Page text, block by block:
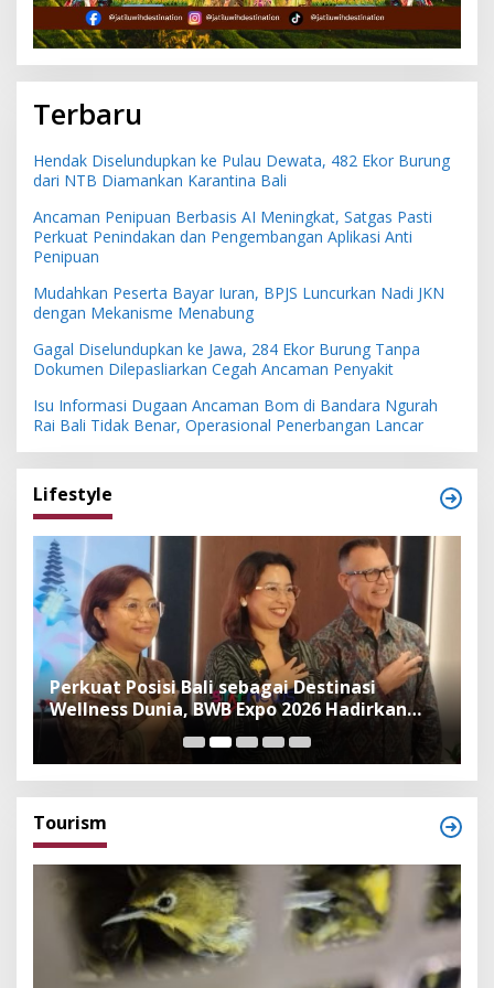
Terbaru
Hendak Diselundupkan ke Pulau Dewata, 482 Ekor Burung
dari NTB Diamankan Karantina Bali
Ancaman Penipuan Berbasis AI Meningkat, Satgas Pasti
Perkuat Penindakan dan Pengembangan Aplikasi Anti
Penipuan
Mudahkan Peserta Bayar Iuran, BPJS Luncurkan Nadi JKN
dengan Mekanisme Menabung
Gagal Diselundupkan ke Jawa, 284 Ekor Burung Tanpa
Dokumen Dilepasliarkan Cegah Ancaman Penyakit
Isu Informasi Dugaan Ancaman Bom di Bandara Ngurah
Rai Bali Tidak Benar, Operasional Penerbangan Lancar
Lifestyle
Perkuat Posisi Bali sebagai Destinasi
Wellness Dunia, BWB Expo 2026 Hadirkan
Exhibitor Nasional dan Global
Tourism